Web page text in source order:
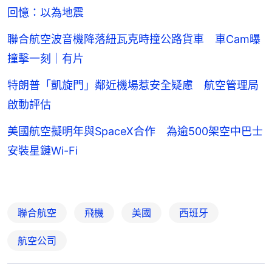
回憶：以為地震
聯合航空波音機降落紐瓦克時撞公路貨車 車Cam曝
撞擊一刻｜有片
特朗普「凱旋門」鄰近機場惹安全疑慮 航空管理局
啟動評估
美國航空擬明年與SpaceX合作 為逾500架空中巴士
安裝星鏈Wi-Fi
聯合航空 飛機 美國 西班牙
航空公司